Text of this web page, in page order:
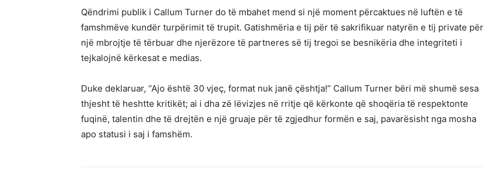
Qëndrimi publik i Callum Turner do të mbahet mend si një moment përcaktues në luftën e të
famshmëve kundër turpërimit të trupit. Gatishmëria e tij për të sakrifikuar natyrën e tij private për
një mbrojtje të tërbuar dhe njerëzore të partneres së tij tregoi se besnikëria dhe integriteti i
tejkalojnë kërkesat e medias.
Duke deklaruar, “Ajo është 30 vjeç, format nuk janë çështja!” Callum Turner bëri më shumë sesa
thjesht të heshtte kritikët; ai i dha zë lëvizjes në rritje që kërkonte që shoqëria të respektonte
fuqinë, talentin dhe të drejtën e një gruaje për të zgjedhur formën e saj, pavarësisht nga mosha
apo statusi i saj i famshëm.